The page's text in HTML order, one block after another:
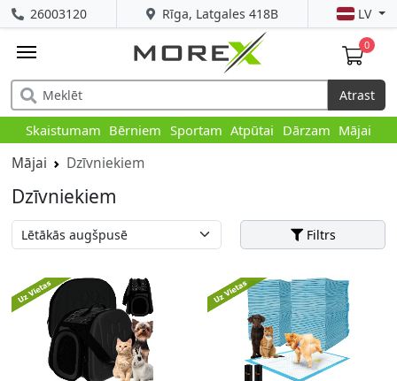
Rīga, Latgales 418B
26003120 LV
0
Atrast
Skaistumam Bērniem Sportam Atpūtai Dārzam Mājai
Mājai Dzīvniekiem
Dzīvniekiem
Filtrs